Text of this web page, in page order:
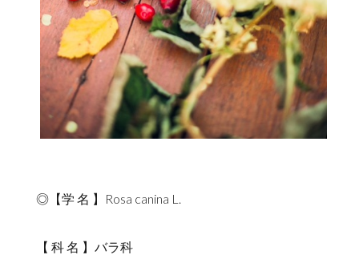
◎【学 名 】Rosa canina L.
【 科 名 】バラ科